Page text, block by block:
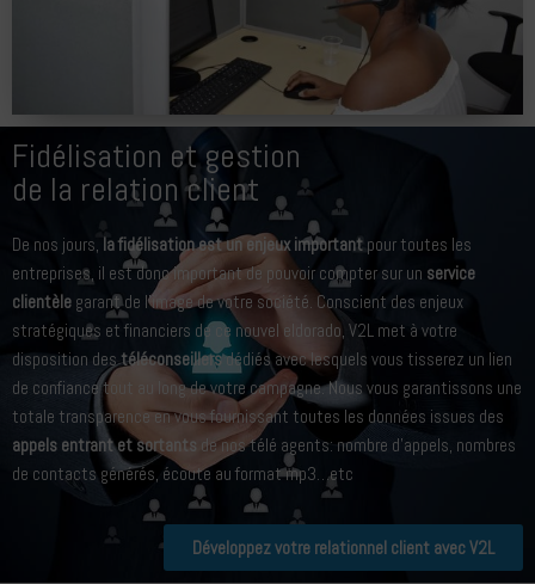
Fidélisation et gestion
de la relation client
De nos jours, la fidélisation est un enjeux important pour toutes les
entreprises, il est donc important de pouvoir compter sur un service
clientèle garant de l’image de votre société. Conscient des enjeux
stratégiques et financiers de ce nouvel eldorado, V2L met à votre
disposition destéléconseillersdédiés avec lesquels vous tisserez un lien
de confiance tout au long de votre campagne. Nous vous garantissons une
totale transparence en vous fournissant toutes les données issues des
appels entrant et sortants de nos télé agents: nombre d’appels, nombres
de contacts générés, écoute au format mp3…etc
Développez votre relationnel client avec V2L